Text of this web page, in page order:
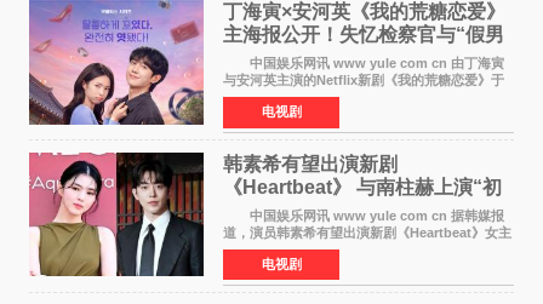
丁海寅×安河英《我的荒糖恋爱》
主海报公开！失忆检察官与“假男
友”同居罗曼史来
中国娱乐网讯 www yule com cn 由丁海寅
与安河英主演的Netflix新剧《我的荒糖恋爱》于
近日公开主海报，正式进入开播倒计时。 海
报中，两人并肩站在充满怀旧气息的九津麦芽村
街道上，丁
电视剧
韩素希有望出演新剧
《Heartbeat》 与南柱赫上演“初
恋归来”奇幻罗曼史
中国娱乐网讯 www yule com cn 据韩媒报
道，演员韩素希有望出演新剧《Heartbeat》女主
角，与南柱赫合作，引发高度关注。 韩素希
在剧中饰演能够看到过去的女人洪莎朗一角，因
初恋的意外
电视剧